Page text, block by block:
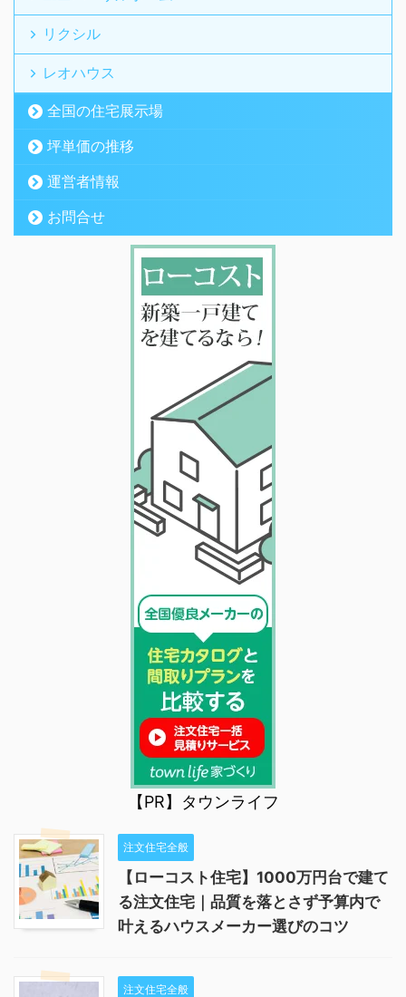
リクシル
レオハウス
全国の住宅展示場
坪単価の推移
運営者情報
お問合せ
【PR】タウンライフ
注文住宅全般
【ローコスト住宅】1000万円台で建て
る注文住宅｜品質を落とさず予算内で
叶えるハウスメーカー選びのコツ
注文住宅全般